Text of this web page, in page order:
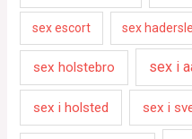
sex escort sex
sex holstebro sex i
sex i holsted sex i